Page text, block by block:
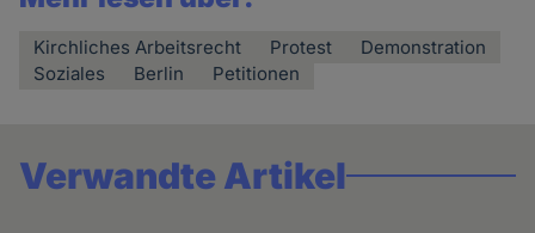
Kirchliches Arbeitsrecht Protest
Demonstration
Soziales
Berlin Petitionen
Verwandte Artikel